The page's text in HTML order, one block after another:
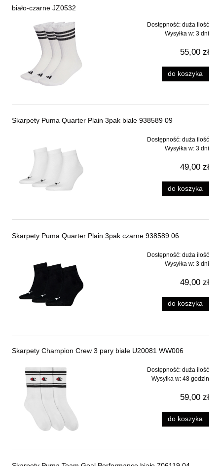
biało-czarne JZ0532
Dostępność: duża ilość
Wysyłka w: 3 dni
55,00 zł
do koszyka
Skarpety Puma Quarter Plain 3pak białe 938589 09
Dostępność: duża ilość
Wysyłka w: 3 dni
49,00 zł
do koszyka
Skarpety Puma Quarter Plain 3pak czarne 938589 06
Dostępność: duża ilość
Wysyłka w: 3 dni
49,00 zł
do koszyka
Skarpety Champion Crew 3 pary białe U20081 WW006
Dostępność: duża ilość
Wysyłka w: 48 godzin
59,00 zł
do koszyka